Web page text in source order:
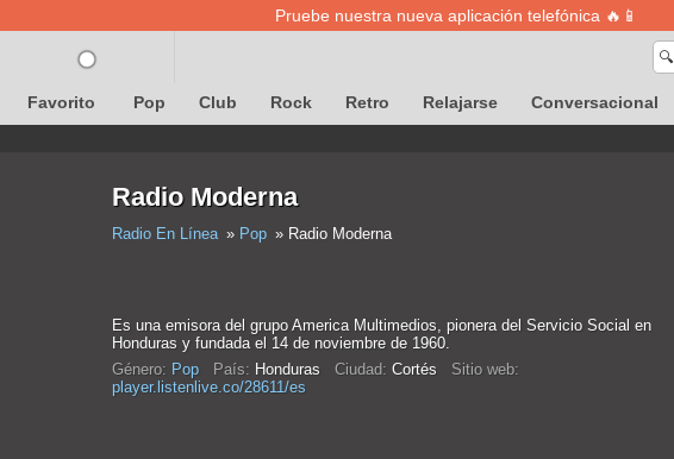
Pruebe nuestra nueva aplicación telefónica 🔥📱
🔍
Favorito Pop Club Rock Retro Relajarse Conversacional
Radio Moderna
Radio En Línea Pop Radio Moderna
Es una emisora del grupo America Multimedios, pionera del Servicio Social en
Honduras y fundada el 14 de noviembre de 1960.
Género: Pop País: Honduras Ciudad: Cortés Sitio web:
player.listenlive.co/28611/es